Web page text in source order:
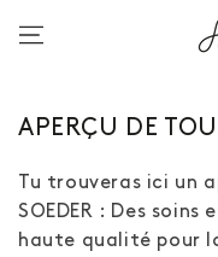
CONTENU
COLLECTION
APERÇU DE
Tu trouveras ici un
SOEDER : Des
haute qualité pour